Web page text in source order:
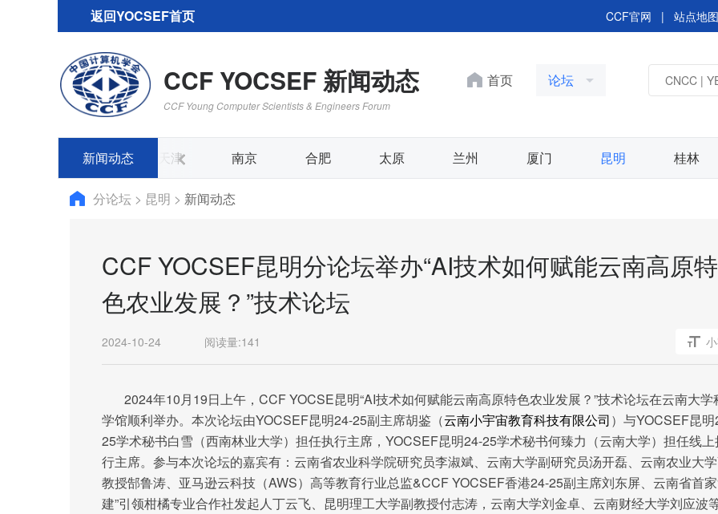
返回YOCSEF首页 CCF官网 | 站点地图
CCF YOCSEF 新闻动态
CCF Young Computer Scientists & Engineers Forum
首页 论坛
新闻动态
深圳 天津 南京 合肥 太原 兰州 厦门 昆明 桂林
分论坛 > 昆明 > 新闻动态
CCF YOCSEF昆明分论坛举办“AI技术如何赋能云南高原特
色农业发展？”技术论坛
2024-10-24 阅读量:141
2024年10月19日上午，CCF YOCSE昆明“AI技术如何赋能云南高原特色农业发展？”技术论坛在云南大学
学馆顺利举办。本次论坛由YOCSEF昆明24-25副主席胡鉴（云南小宇宙教育科技有限公司）与YOCSEF昆
25学术秘书白雪（西南林业大学）担任执行主席，YOCSEF昆明24-25学术秘书何臻力（云南大学）担任线上
行主席。参与本次论坛的嘉宾有：云南省农业科学院研究员李淑斌、云南大学副研究员汤开磊、云南农业大
教授郜鲁涛、 亚马逊云科技（AWS）高等教育行业总监&CCF YOCSEF香港24-25副主席刘东屏、云南省首家
建”引领柑橘专业合作社发起人丁云飞、昆明理工大学副教授付志涛，云南大学刘金卓、云南财经大学刘应波
AI for Science：探索人
2025-01-13
AI for Science：探索人工智
学研究之路AI 会改变现有科